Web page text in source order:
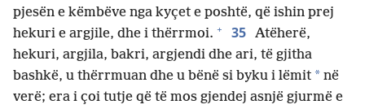
pjesën e këmbëve nga kyçet e poshtë, që ishin prej
hekuri e argjile, dhe i thërrmoi. + 35 Atëherë,
hekuri, argjila, bakri, argjendi dhe ari, të gjitha
bashkë, u thërrmuan dhe u bënë si byku i lëmit * në
verë; era i çoi tutje që të mos gjendej asnjë gjurmë e